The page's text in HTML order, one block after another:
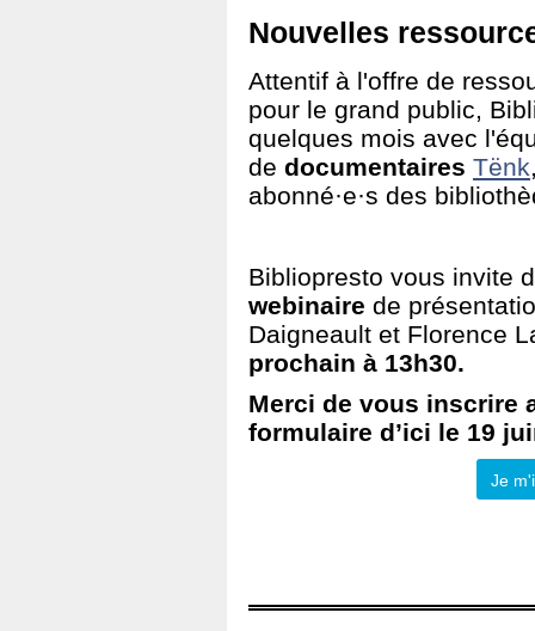
Nouvelles
Attentif à l'offre de
pour le grand public,
quelques mois avec
de documentaires Tënk
abonné·e·s des
Bibliopresto vous invite
webinaire de
Daigneault et Florence
prochain à 13h30.
Merci de vous inscrire
formulaire d’ici le 19
Je